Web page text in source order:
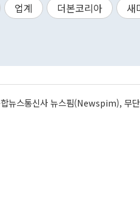
업계 더본코리아 새
뉴스통신사 뉴스핌(Newspim), 무